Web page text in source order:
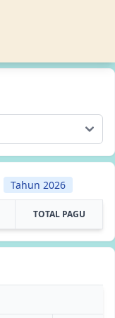
Tahun 2026
TOTAL PAGU